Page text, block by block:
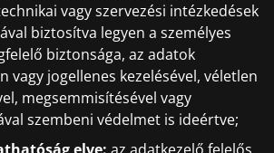
vagy szervezési intézkedések
biztosítva legyen a személyes
biztonsága, az adatok
vagy jogellenes kezelésével, véletlen
megsemmisítésével vagy
szembeni védelmet is ideértve;